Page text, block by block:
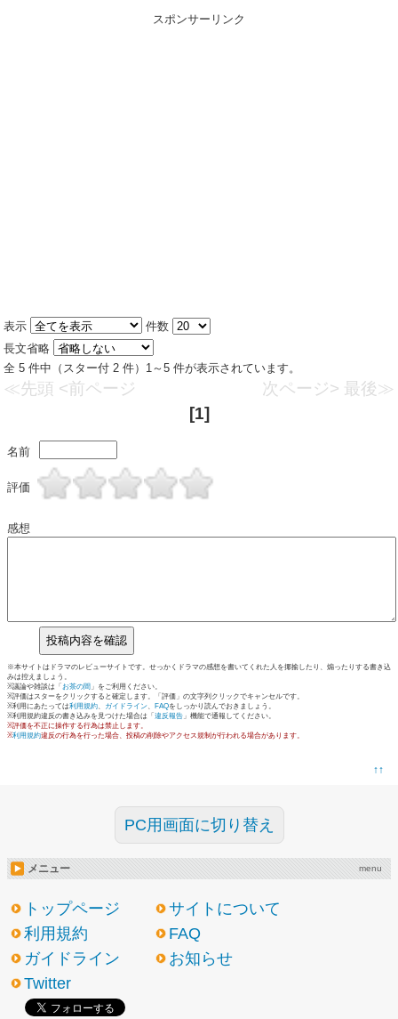
スポンサーリンク
表示
件数
長文省略
全 5 件中（スター付 2 件）1～5 件が表示されています。
≪先頭 <前ページ 次ページ> 最後≫
[1]
名前
評価
感想
※本サイトはドラマのレビューサイトです。せっかくドラマの感想を書いてくれた人を揶揄したり、煽ったりする書き込
みは控えましょう。
※議論や雑談は「 お茶の間 」をご利用ください。
※評価はスターをクリックすると確定します。「評価」の文字列クリックでキャンセルです。
※利用にあたっては利用規約、 ガイドライン、 FAQをしっかり読んでおきましょう。
※利用規約違反の書き込みを見つけた場合は「 違反報告 」機能で通報してください。
※評価を不正に操作する行為は禁止します。
※利用規約違反の行為を行った場合、投稿の削除やアクセス規制が行われる場合があります。
↑↑
PC用画面に切り替え
メニュー menu
トップページ
サイトについて
利用規約
FAQ
ガイドライン
お知らせ
Twitter